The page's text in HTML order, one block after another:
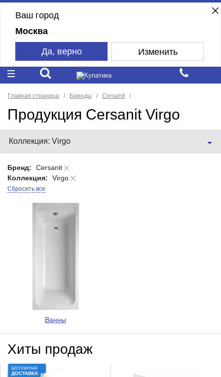
Ваш город
Москва
Да, верно Изменить
Главная страница Бренды Cersanit
Продукция Cersanit Virgo
Коллекция: Virgo
Бренд:
Cersanit
Коллекция:
Virgo
Сбросить все
Ванны
Хиты продаж
БЕСПЛАТНАЯ
ДОСТАВКА